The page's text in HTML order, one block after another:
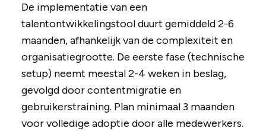
De implementatie van een
talentontwikkelingstool duurt gemiddeld 2-6
maanden, afhankelijk van de complexiteit en
organisatiegrootte. De eerste fase (technische
setup) neemt meestal 2-4 weken in beslag,
gevolgd door contentmigratie en
gebruikerstraining. Plan minimaal 3 maanden
voor volledige adoptie door alle medewerkers.